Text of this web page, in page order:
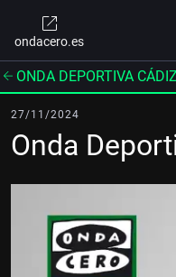
ondacero.es
ONDA DEPORTIVA CÁDIZ
27/11/2024
Onda